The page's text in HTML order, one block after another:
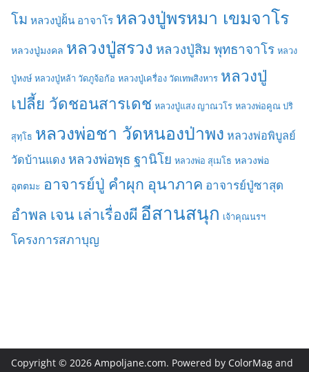
โม หลวงปู่ฝั้น อาจาโร หลวงปู่พรหมา เขมจาโร
หลวงปู่มงคล หลวงปู่สรวง หลวงปู่สิม พุทธาจาโร หลวง
ปู่หงษ์ หลวงปู่หล้า วัดภูจ้อก้อ หลวงปู่เครื่อง วัดเทพสิงหาร หลวงปู่
เปลี้ย วัดชอนสารเดช หลวงปู่แสง ญาณวโร หลวงพ่อคูณ ปริ
สุทฺโธ หลวงพ่อชา วัดหนองป่าพง หลวงพ่อพิบูลย์
วัดบ้านแดง หลวงพ่อพุธ ฐานิโย หลวงพ่อ สุเมโธ หลวงพ่อ
อุตตมะ อาจารย์ปู่ คำผุก อุนาภาค อาจารย์ปู่ซาสุด
อำพล เจน เล่าเรื่องผี อีสานสนุก เจ้าคุณนรฯ
โครงการสภาบุญ
Copyright © 2026 Ampoljane.com. Powered by ColorMag and